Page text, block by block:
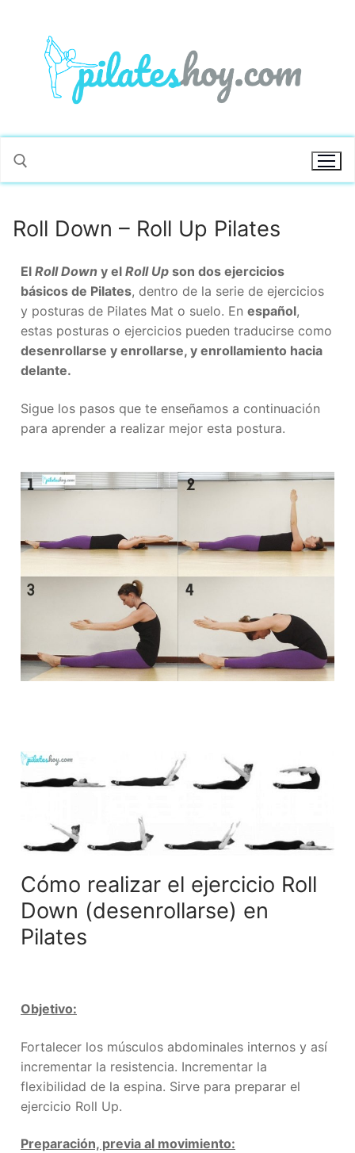
Roll Down – Roll Up Pilates
El Roll Down y el Roll Up son dos ejercicios
básicos de Pilates, dentro de la serie de ejercicios
y posturas de Pilates Mat o suelo. En español,
estas posturas o ejercicios pueden traducirse como
desenrollarse y enrollarse, y enrollamiento hacia
delante.
Sigue los pasos que te enseñamos a continuación
para aprender a realizar mejor esta postura.
Cómo realizar el ejercicio Roll
Down (desenrollarse) en
Pilates
Objetivo:
Fortalecer los músculos abdominales internos y así
incrementar la resistencia. Incrementar la
flexibilidad de la espina. Sirve para preparar el
ejercicio Roll Up.
Preparación, previa al movimiento: